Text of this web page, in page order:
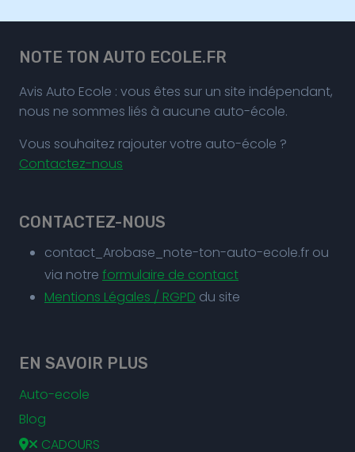
NOTE TON AUTO ECOLE.FR
Avis Auto Ecole : vous êtes sur un site indépendant,
nous ne sommes liés à aucune auto-école.
Vous souhaitez rajouter votre auto-école ?
Contactez-nous
CONTACTEZ-NOUS
contact_Arobase_note-ton-auto-ecole.fr ou
via notre formulaire de contact
Mentions Légales / RGPD du site
EN SAVOIR PLUS
Auto-ecole
Blog
CADOURS